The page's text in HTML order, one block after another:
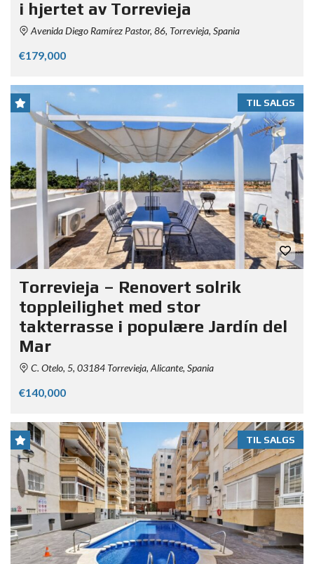
i hjertet av Torrevieja
Avenida Diego Ramírez Pastor, 86, Torrevieja, Spania
€179,000
TIL SALGS
Torrevieja – Renovert solrik
toppleilighet med stor
takterrasse i populære Jardín del
Mar
C. Otelo, 5, 03184 Torrevieja, Alicante, Spania
€140,000
TIL SALGS